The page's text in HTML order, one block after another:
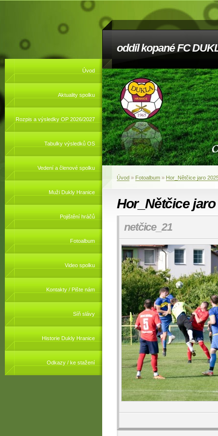
oddíl kopané FC
Úvod
Aktuality spolku
Rozpis a výsledky OP 2026/2027
Tabulky výsledků OS
Vedení a členové spolku
Muži Dukly Hranice
Pojištění hráčů
Fotoalbum
Video spolku
Kontakty / Pište nám
Síň slávy
Historie Dukly Hranice
Odkazy / ke stažení
Úvod » Fotoalbum » Hor_Nětčice jaro
Hor_Nětčice jaro
netčice_21